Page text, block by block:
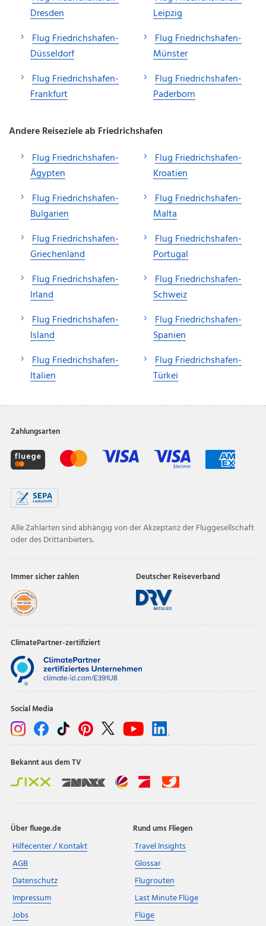
Dresden
Flug Friedrichshafen-
Düsseldorf
Flug Friedrichshafen-
Frankfurt
Leipzig
Flug Friedrichshafen-
Münster
Flug Friedrichshafen-
Paderborn
Andere Reiseziele ab Friedrichshafen
Flug Friedrichshafen-
Ägypten
Flug Friedrichshafen-
Bulgarien
Flug Friedrichshafen-
Griechenland
Flug Friedrichshafen-
Irland
Flug Friedrichshafen-
Island
Flug Friedrichshafen-
Italien
Flug Friedrichshafen-
Kroatien
Flug Friedrichshafen-
Malta
Flug Friedrichshafen-
Portugal
Flug Friedrichshafen-
Schweiz
Flug Friedrichshafen-
Spanien
Flug Friedrichshafen-
Türkei